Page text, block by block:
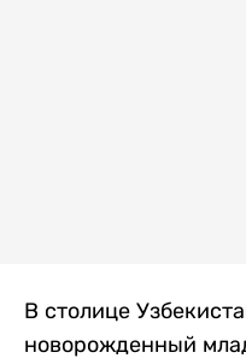
В столице
новорожденный